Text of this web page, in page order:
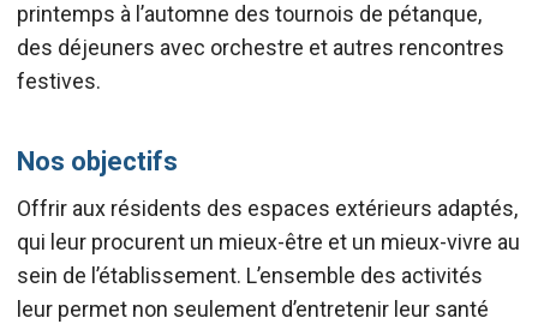
printemps à l’automne des tournois de pétanque,
des déjeuners avec orchestre et autres rencontres
festives.
Nos objectifs
Offrir aux résidents des espaces extérieurs adaptés,
qui leur procurent un mieux-être et un mieux-vivre au
sein de l’établissement. L’ensemble des activités
leur permet non seulement d’entretenir leur santé